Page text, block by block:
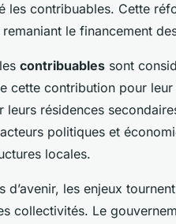
les contribuables. Cette
le financement
contribuables sont
cette contribution pour
résidences
politiques et
locales.
d’avenir, les enjeux
collectivités. Le